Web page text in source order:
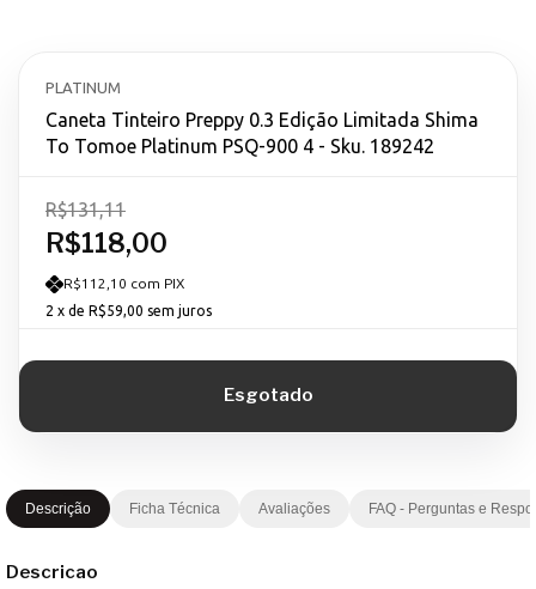
PLATINUM
Caneta Tinteiro Preppy 0.3 Edição Limitada Shima
To Tomoe Platinum PSQ-900 4 - Sku. 189242
R$118,00
R$131,11
R$112,10 com PIX
2 x de R$59,00 sem juros
Descrição Ficha Técnica Avaliações FAQ - Perguntas e
Descricao